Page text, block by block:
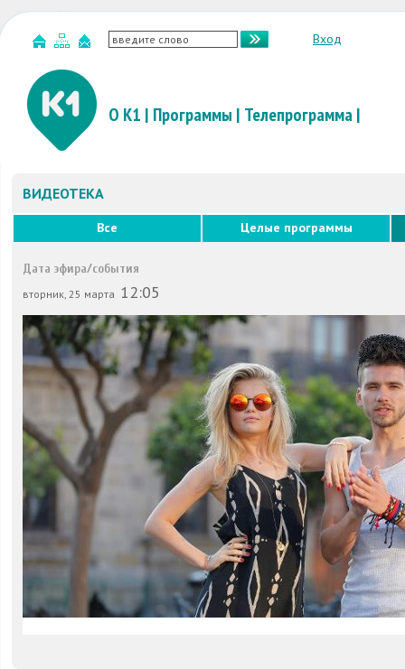
Вход
О К1 | Программы | Телепрограмма|
ВИДЕОТЕКА
Все Целые программы
Дата эфира/события
вторник, 25 марта 12:05